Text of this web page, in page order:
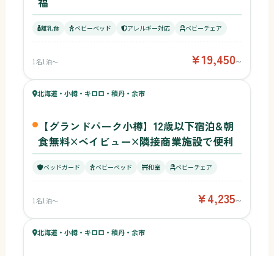
離乳食 ベビーベッド アレルギー対応 ベビーチェア
1名1泊〜 ¥19,450〜
52ベビー
47キッズ
北海道・小樽・キロロ・積丹・余市
【グランドパーク小樽】12歳以下宿泊&朝
食無料×ベイビュー×隣接商業施設で便利
ベッドガード ベビーベッド 和室 ベビーチェア
1名1泊〜 ¥4,235〜
48ベビー
49キッズ
北海道・小樽・キロロ・積丹・余市